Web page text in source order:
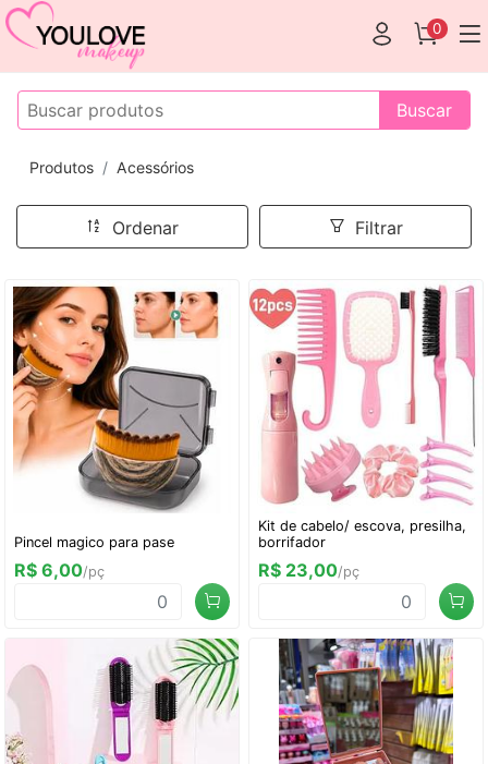
0
Buscar
Produtos Acessórios
Ordenar Filtrar
Pincel magico para pase
R$ 6,00/pç
Kit de cabelo/ escova, presilha,
borrifador
R$ 23,00/pç